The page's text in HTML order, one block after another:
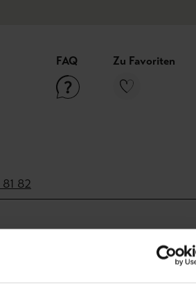
FAQ Zu Favoriten
82